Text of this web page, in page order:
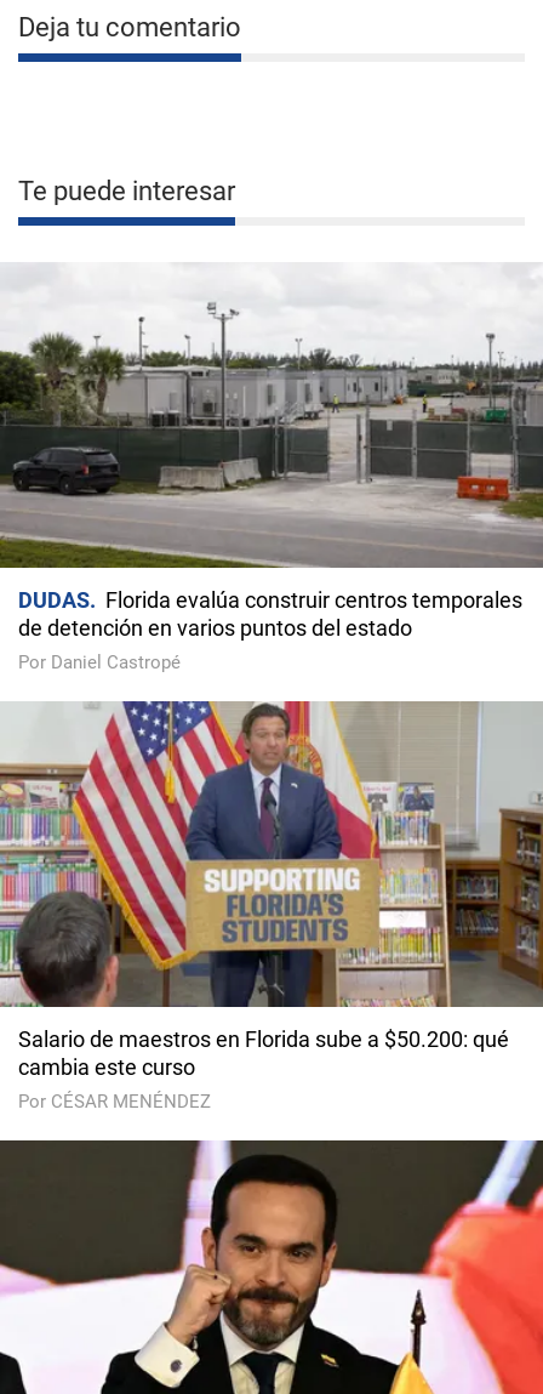
Deja tu comentario
Te puede interesar
DUDAS
Florida evalúa construir centros temporales
de detención en varios puntos del estado
Por Daniel Castropé
Salario de maestros en Florida sube a $50.200: qué
cambia este curso
Por CÉSAR MENÉNDEZ